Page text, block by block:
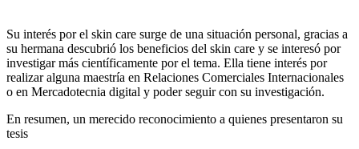
Su interés por el skin care surge de una situación personal, gracias a
su hermana descubrió los beneficios del skin care y se interesó por
investigar más científicamente por el tema. Ella tiene interés por
realizar alguna maestría en Relaciones Comerciales Internacionales
o en Mercadotecnia digital y poder seguir con su investigación.
En resumen, un merecido reconocimiento a quienes presentaron su
tesis